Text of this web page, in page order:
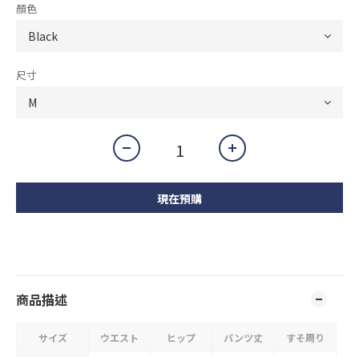
顏色
尺寸
現在預購
商品描述
サイズ ウエスト ヒップ パンツ丈 すそ周り